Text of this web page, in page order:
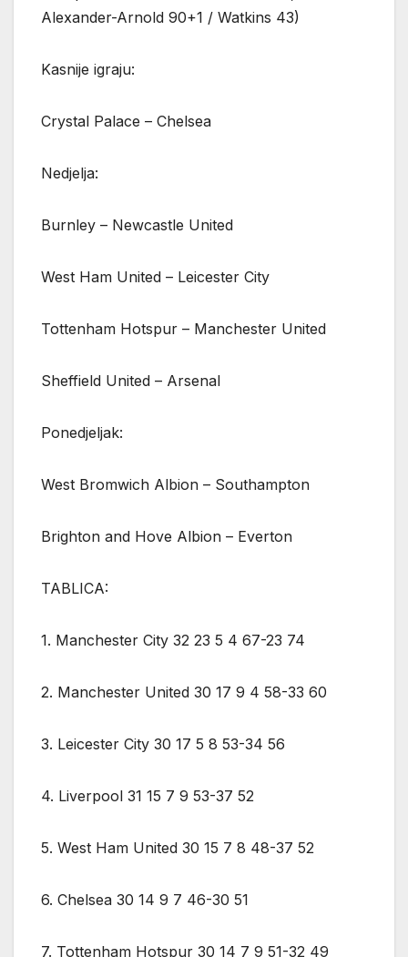
Alexander-Arnold 90+1 / Watkins 43)
Kasnije igraju:
Crystal Palace – Chelsea
Nedjelja:
Burnley – Newcastle United
West Ham United – Leicester City
Tottenham Hotspur – Manchester United
Sheffield United – Arsenal
Ponedjeljak:
West Bromwich Albion – Southampton
Brighton and Hove Albion – Everton
TABLICA:
1. Manchester City 32 23 5 4 67-23 74
2. Manchester United 30 17 9 4 58-33 60
3. Leicester City 30 17 5 8 53-34 56
4. Liverpool 31 15 7 9 53-37 52
5. West Ham United 30 15 7 8 48-37 52
6. Chelsea 30 14 9 7 46-30 51
7. Tottenham Hotspur 30 14 7 9 51-32 49